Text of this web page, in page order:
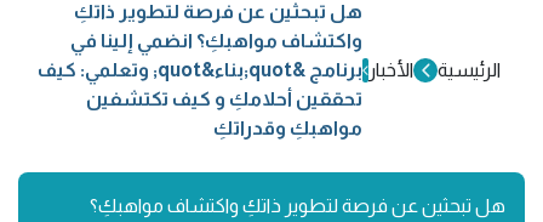
الرئيسية الأخبار
هل تبحثين عن فرصة لتطوير ذاتكِ
واكتشاف مواهبكِ؟ انضمي إلينا في
برنامج &quot;بناء&quot; وتعلمي: كيف
تحققين أحلامكِ و كيف تكتشفين
مواهبكِ وقدراتكِ
هل تبحثين عن فرصة لتطوير ذاتكِ واكتشاف مواهبكِ؟